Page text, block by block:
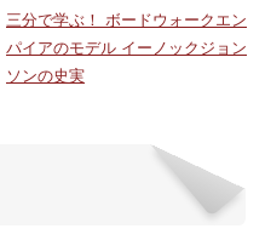
三分で学ぶ！ ボードウォークエン
パイアのモデル イーノックジョン
ソンの史実